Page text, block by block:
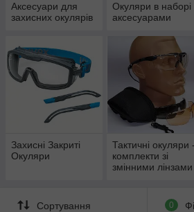
Знайдіть відповідну модель і
захисні окуляри відповідно до
Аксесуари для
захисних окулярів
Окуляри в наборі
аксесуарами
Захисні Закриті
Окуляри
Тактичні окуляри -
комплекти зі
змінними лінзами
Сортування 0